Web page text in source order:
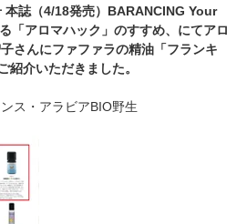
誌（4/18発売）BARANCING Your
「アロマハック」のすすめ、にてアロ
さんにファファラの精油「フランキ
紹介いただきました。
ス・アラビアBIO野生